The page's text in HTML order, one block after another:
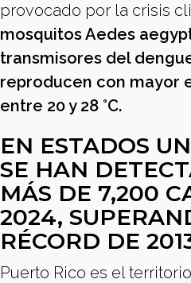
provocado por la crisis
mosquitos Aedes
transmisores del
reproducen con mayor
entre 20 y 28 °C.
EN ESTADOS
SE HAN
MÁS DE 7,200
2024,
RÉCORD DE
Puerto Rico es el